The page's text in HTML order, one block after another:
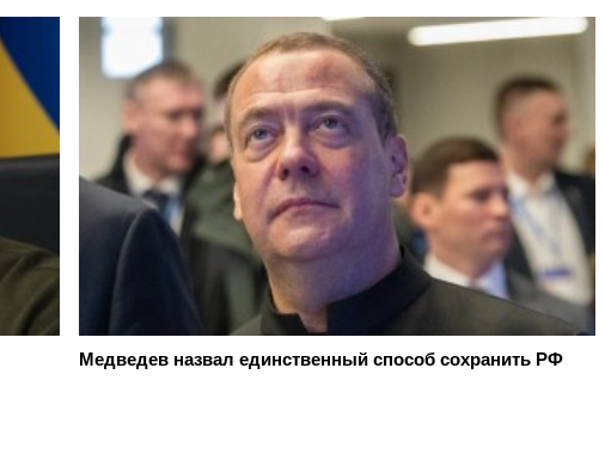
Медведев назвал единственный способ сохранить РФ